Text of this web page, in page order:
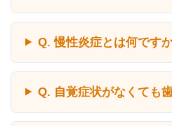
Q. 慢性炎症とは何です
Q. 自覚症状がなくても